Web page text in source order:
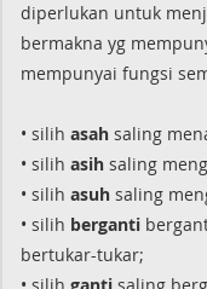
diperlukan untuk
bermakna yg
mempunyai fungsi
• silih asah saling
• silih asih saling
• silih asuh saling
• silih berganti
bertukar-tukar;